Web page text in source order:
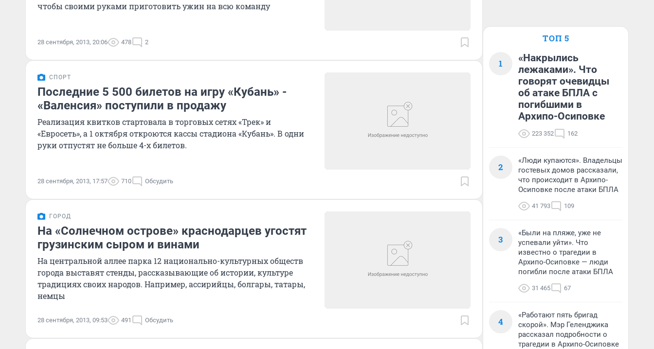
чтобы своими руками приготовить ужин на всю команду
28 сентября, 2013, 20:06 478 2
СПОРТ
Последние 5 500 билетов на игру «Кубань» -
«Валенсия» поступили в продажу
Реализация квитков стартовала в торговых сетях «Трек» и
«Евросеть», а 1 октября откроются кассы стадиона «Кубань». В одни
руки отпустят не больше 4-х билетов.
28 сентября, 2013, 17:57 710 Обсудить
ГОРОД
На «Солнечном острове» краснодарцев угостят
грузинским сыром и винами
На центральной аллее парка 12 национально-культурных обществ
города выставят стенды, рассказывающие об истории, культуре
традициях своих народов. Например, ассирийцы, болгары, татары,
немцы
28 сентября, 2013, 09:53 491 Обсудить
ТОП 5
1
«Накрылись
лежаками». Что
говорят очевидцы
об атаке БПЛА с
погибшими в
Архипо-Осиповке
223 352 162
2
«Люди купаются». Владельцы
гостевых домов рассказали,
что происходит в Архипо-
Осиповке после атаки БПЛА
41 793 109
3
«Были на пляже, уже не
успевали уйти». Что
известно о трагедии в
Архипо-Осиповке — люди
погибли после атаки БПЛА
31 465 67
4
«Работают пять бригад
скорой». Мэр Геленджика
рассказал подробности о
трагедии в Архипо-Осиповке